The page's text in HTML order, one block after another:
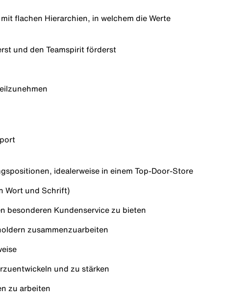
flachen Hierarchien, in welchem die Werte
und den Teamspirit förderst
idealerweise in einem Top-Door-Store
Wort und Schrift)
besonderen Kundenservice zu bieten
zusammenzuarbeiten
und zu stärken
zu arbeiten